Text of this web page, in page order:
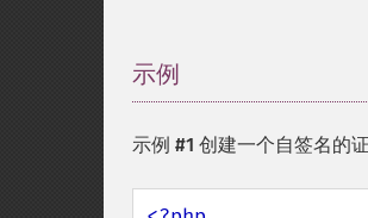
示例
示例 #1 创建一个自签名的